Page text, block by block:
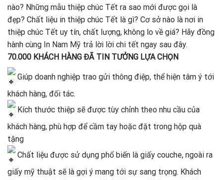
nào? Những mẫu thiệp chúc Tết ra sao mới được gọi là
đẹp? Chất liệu in thiệp chúc Tết là gì? Cơ sở nào là nơi in
thiệp chúc Tết uy tín, chất lượng, không lo về giá? Hãy đồng
hành cùng In Nam Mỹ trả lời lời chi tết ngay sau đây.
70.000 KHÁCH HÀNG ĐÃ TIN TƯỞNG LỰA CHỌN
Giúp doanh nghiệp trao gửi thông điệp, thể hiện tâm ý tới
khách hàng, đối tác.
Kích thước thiệp sẽ được tùy chỉnh theo nhu cầu của
khách hàng, phù hợp để cầm tay hoặc đặt trong hộp quà
tặng
Chất liệu được sử dụng phổ biến là giấy couche, ngoài ra
giấy mỹ thuật sẽ là gợi ý mang tới sự sang trọng. Khách